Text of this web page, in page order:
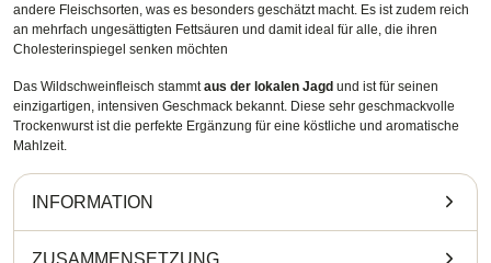
andere Fleischsorten, was es besonders geschätzt macht. Es ist zudem reich
an mehrfach ungesättigten Fettsäuren und damit ideal für alle, die ihren
Cholesterinspiegel senken möchten
Das Wildschweinfleisch stammtaus der lokalen Jagd und ist für seinen
einzigartigen, intensiven Geschmack bekannt. Diese sehr geschmackvolle
Trockenwurst ist die perfekte Ergänzung für eine köstliche und aromatische
Mahlzeit.
INFORMATION
ZUSAMMENSETZUNG